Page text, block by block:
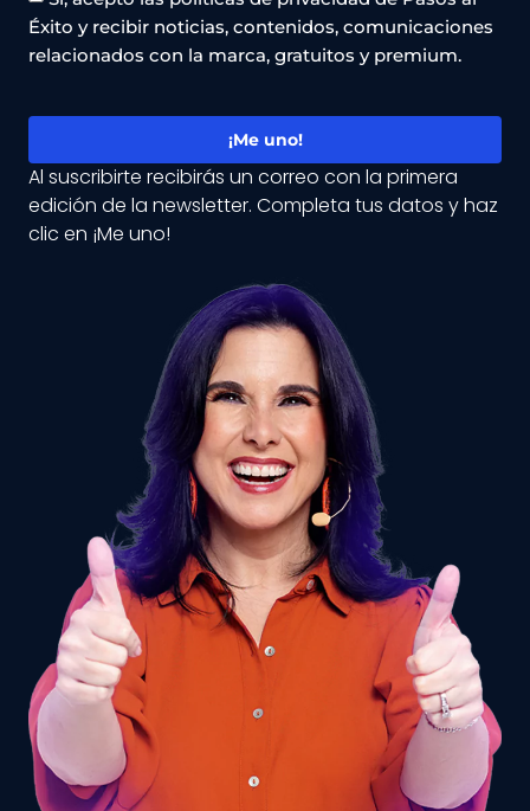
Éxito y recibir noticias, contenidos, comunicaciones
relacionados con la marca, gratuitos y premium.
¡Me uno!
Al suscribirte recibirás un correo con la primera
edición de la newsletter. Completa tus datos y haz
clic en ¡Me uno!